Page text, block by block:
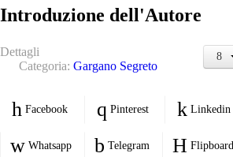
Introduzione dell'Autore
Dettagli
Categoria: Gargano Segreto
Facebook Pinterest Linkedin
Whatsapp Telegram Flipboard